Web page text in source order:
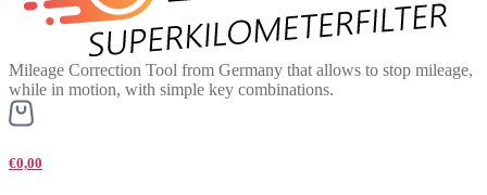
Mileage Correction Tool from Germany that allows to stop mileage,
while in motion, with simple key combinations.
€0,00